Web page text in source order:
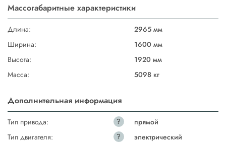
Массогабаритные характеристики
Длина:
2965 мм
Ширина:
1600 мм
Высота:
1920 мм
Масса:
5098 кг
Дополнительная информация
Тип привода: ?
прямой
Тип двигателя:
?
электрический